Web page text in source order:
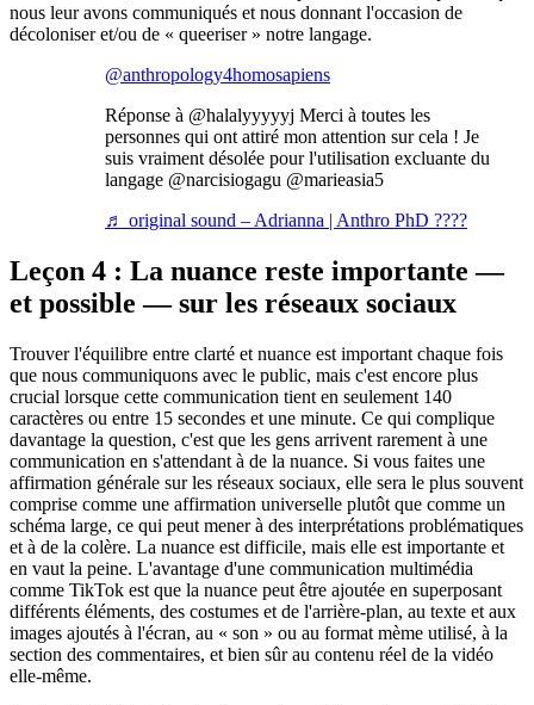
nous leur avons communiqués et nous donnant l'occasion de
décoloniser et/ou de « queeriser » notre langage.
@anthropology4homosapiens
Réponse à @halalyyyyyj Merci à toutes les
personnes qui ont attiré mon attention sur cela ! Je
suis vraiment désolée pour l'utilisation excluante du
langage @narcisiogagu @marieasia5
♬ original sound – Adrianna | Anthro PhD ????
Leçon 4 : La nuance reste importante —
et possible — sur les réseaux sociaux
Trouver l'équilibre entre clarté et nuance est important chaque fois
que nous communiquons avec le public, mais c'est encore plus
crucial lorsque cette communication tient en seulement 140
caractères ou entre 15 secondes et une minute. Ce qui complique
davantage la question, c'est que les gens arrivent rarement à une
communication en s'attendant à de la nuance. Si vous faites une
affirmation générale sur les réseaux sociaux, elle sera le plus souvent
comprise comme une affirmation universelle plutôt que comme un
schéma large, ce qui peut mener à des interprétations problématiques
et à de la colère. La nuance est difficile, mais elle est importante et
en vaut la peine. L'avantage d'une communication multimédia
comme TikTok est que la nuance peut être ajoutée en superposant
différents éléments, des costumes et de l'arrière-plan, au texte et aux
images ajoutés à l'écran, au « son » ou au format mème utilisé, à la
section des commentaires, et bien sûr au contenu réel de la vidéo
elle-même.